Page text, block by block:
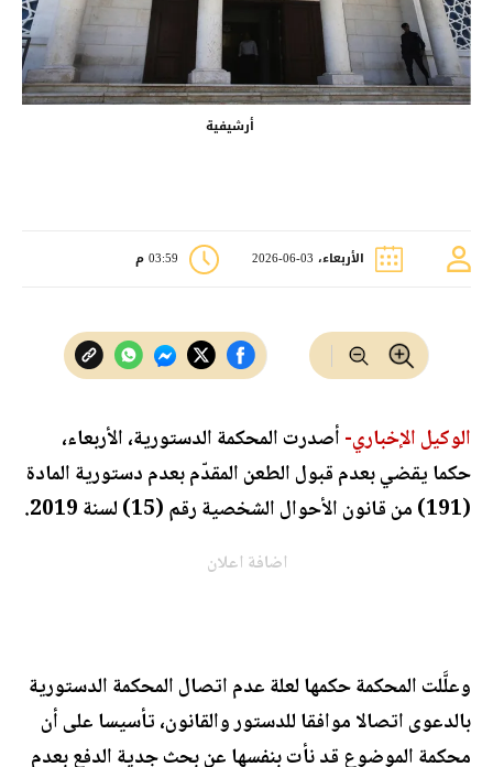
أرشيفية
الأربعاء، 03-06-2026 03:59 م
الوكيل الإخباري-أصدرت المحكمة الدستورية، الأربعاء،
حكما يقضي بعدم قبول الطعن المقدّم بعدم دستورية المادة
(191) من قانون الأحوال الشخصية رقم (15) لسنة 2019.
اضافة اعلان
وعلَّلت المحكمة حكمها لعلة عدم اتصال المحكمة الدستورية
بالدعوى اتصالا موافقا للدستور والقانون، تأسيسا على أن
محكمة الموضوع قد نأت بنفسها عن بحث جدية الدفع بعدم